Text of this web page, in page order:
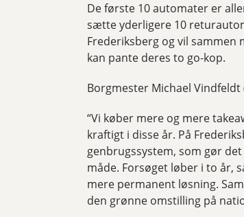
De første 10 automater er
sætte yderligere 10
Frederiksberg og vil
kan pante deres to go-kop.
Borgmester Michael
“Vi køber mere og mere
kraftigt i disse år. På
genbrugssystem, som gør
måde. Forsøget løber i to år,
mere permanent løsning.
den grønne omstilling på